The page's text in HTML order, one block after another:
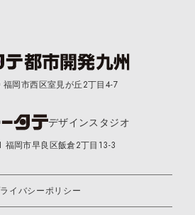
福岡市西区室見が丘2丁目4-7
デザインスタジオ
福岡市早良区飯倉2丁目13-3
イバシーポリシー